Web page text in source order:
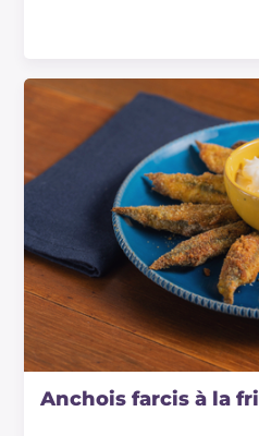
Anchois farcis à la